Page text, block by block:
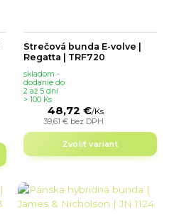
Strečová bunda E-volve |
Regatta | TRF720
48,72 €/Ks
39,61 € bez DPH
skladom -
dodanie do
2 až 5 dní
> 100 Ks
Zvoliť variant